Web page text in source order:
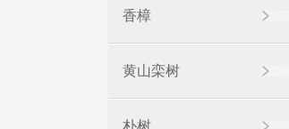
香樟
黄山栾树
朴树